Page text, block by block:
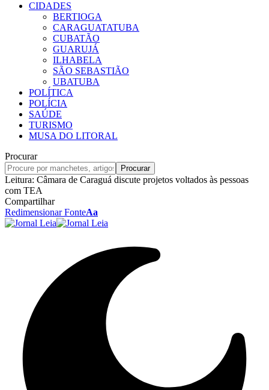
CIDADES
BERTIOGA
CARAGUATATUBA
CUBATÃO
GUARUJÁ
ILHABELA
SÃO SEBASTIÃO
UBATUBA
POLÍTICA
POLÍCIA
SAÚDE
TURISMO
MUSA DO LITORAL
Procurar
Leitura: Câmara de Caraguá discute projetos voltados às pessoas
com TEA
Compartilhar
Redimensionar FonteAa